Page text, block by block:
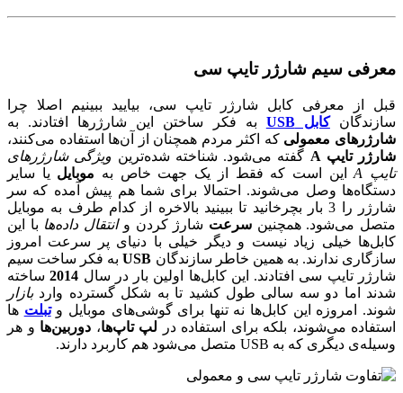
معرفی سیم شارژر تایپ سی
قبل از معرفی کابل شارژر تایپ سی، بیایید ببینیم اصلا چرا
سازندگانکابل USB
به فکر ساختن این شارژرها افتادند. به
شارژرهای معمولی که اکثر مردم همچنان از آن‌ها استفاده می‌کنند،
شارژر تایپ A
گفته می‌شود. شناخته شده‌ترین ویژگی شارژرهای
تایپ A
این است که فقط از یک جهت خاص به موبایل یا سایر
دستگاه‌ها وصل می‌شوند. احتمالا برای شما هم پیش آمده که سر
شارژر را 3 بار بچرخانید تا ببینید بالاخره از کدام طرف به موبایل
متصل می‌شود. همچنینسرعت شارژ کردن وانتقال داده‌ها با این
کابل‌ها خیلی زیاد نیست و دیگر خیلی با دنیای پر سرعت امروز
سازگاری ندارند. به همین خاطر سازندگان USBبه فکر ساخت سیم
شارژر تایپ سی افتادند. این کابل‌ها اولین بار در سال 2014ساخته
شدند اما دو سه سالی طول کشید تا به شکل گسترده واردبازار
شوند. امروزه این کابل‌ها نه تنها برای گوشی‌های موبایل وتبلت ها
استفاده می‌شوند، بلکه برای استفاده در لپ تاپ‌ها، دوربین‌ها و هر
وسیله‌ی دیگری که به USB متصل می‌شود هم کاربرد دارند.